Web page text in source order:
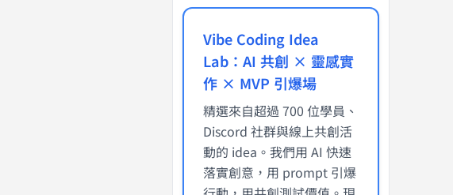
Vibe Coding Idea
Lab：AI 共創 × 靈感實
作 × MVP 引爆場
精選來自超過 700 位學員、
Discord 社群與線上共創活
動的 idea。我們用 AI 快速
落實創意，用 prompt 引爆